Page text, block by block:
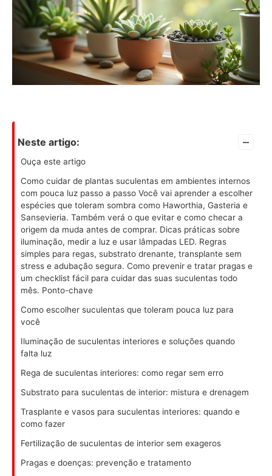
Neste artigo: –
Ouça este artigo
Como cuidar de plantas suculentas em ambientes internos
com pouca luz passo a passo Você vai aprender a escolher
espécies que toleram sombra como Haworthia, Gasteria e
Sansevieria. Também verá o que evitar e como checar a
origem da muda antes de comprar. Dicas práticas sobre
iluminação, medir a luz e usar lâmpadas LED. Regras
simples para regas, substrato drenante, transplante sem
stress e adubação segura. Como prevenir e tratar pragas e
um checklist fácil para cuidar das suas suculentas todo
mês. Ponto-chave
Como escolher suculentas que toleram pouca luz para
você
Iluminação de suculentas interiores e soluções quando
falta luz
Rega de suculentas interiores: como regar sem erro
Substrato para suculentas de interior: mistura e drenagem
Trasplante e vasos para suculentas interiores: quando e
como fazer
Fertilização de suculentas de interior sem exageros
Pragas e doenças: prevenção e tratamento